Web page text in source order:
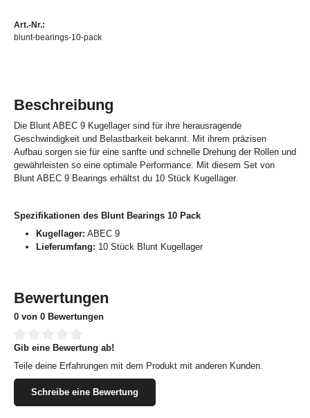
Art.-Nr.:
blunt-bearings-10-pack
Beschreibung
Die Blunt ABEC 9 Kugellager sind für ihre herausragende
Geschwindigkeit und Belastbarkeit bekannt. Mit ihrem präzisen
Aufbau sorgen sie für eine sanfte und schnelle Drehung der Rollen und
gewährleisten so eine optimale Performance. Mit diesem Set von
Blunt ABEC 9 Bearings erhältst du 10 Stück Kugellager.
Spezifikationen des Blunt Bearings 10 Pack
Kugellager: ABEC 9
Lieferumfang: 10 Stück Blunt Kugellager
Bewertungen
0 von 0 Bewertungen
Durchschnittliche Bewertung von 0 von 5 Sternen
Gib eine Bewertung ab!
Teile deine Erfahrungen mit dem Produkt mit anderen Kunden.
Schreibe eine Bewertung